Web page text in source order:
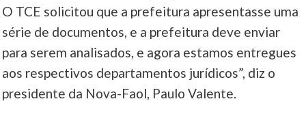
O TCE solicitou que a prefeitura apresentasse uma
série de documentos, e a prefeitura deve enviar
para serem analisados, e agora estamos entregues
aos respectivos departamentos jurídicos”, diz o
presidente da Nova-Faol, Paulo Valente.